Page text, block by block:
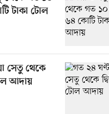
টাকা টোল
সেতু থেকে
আদায়